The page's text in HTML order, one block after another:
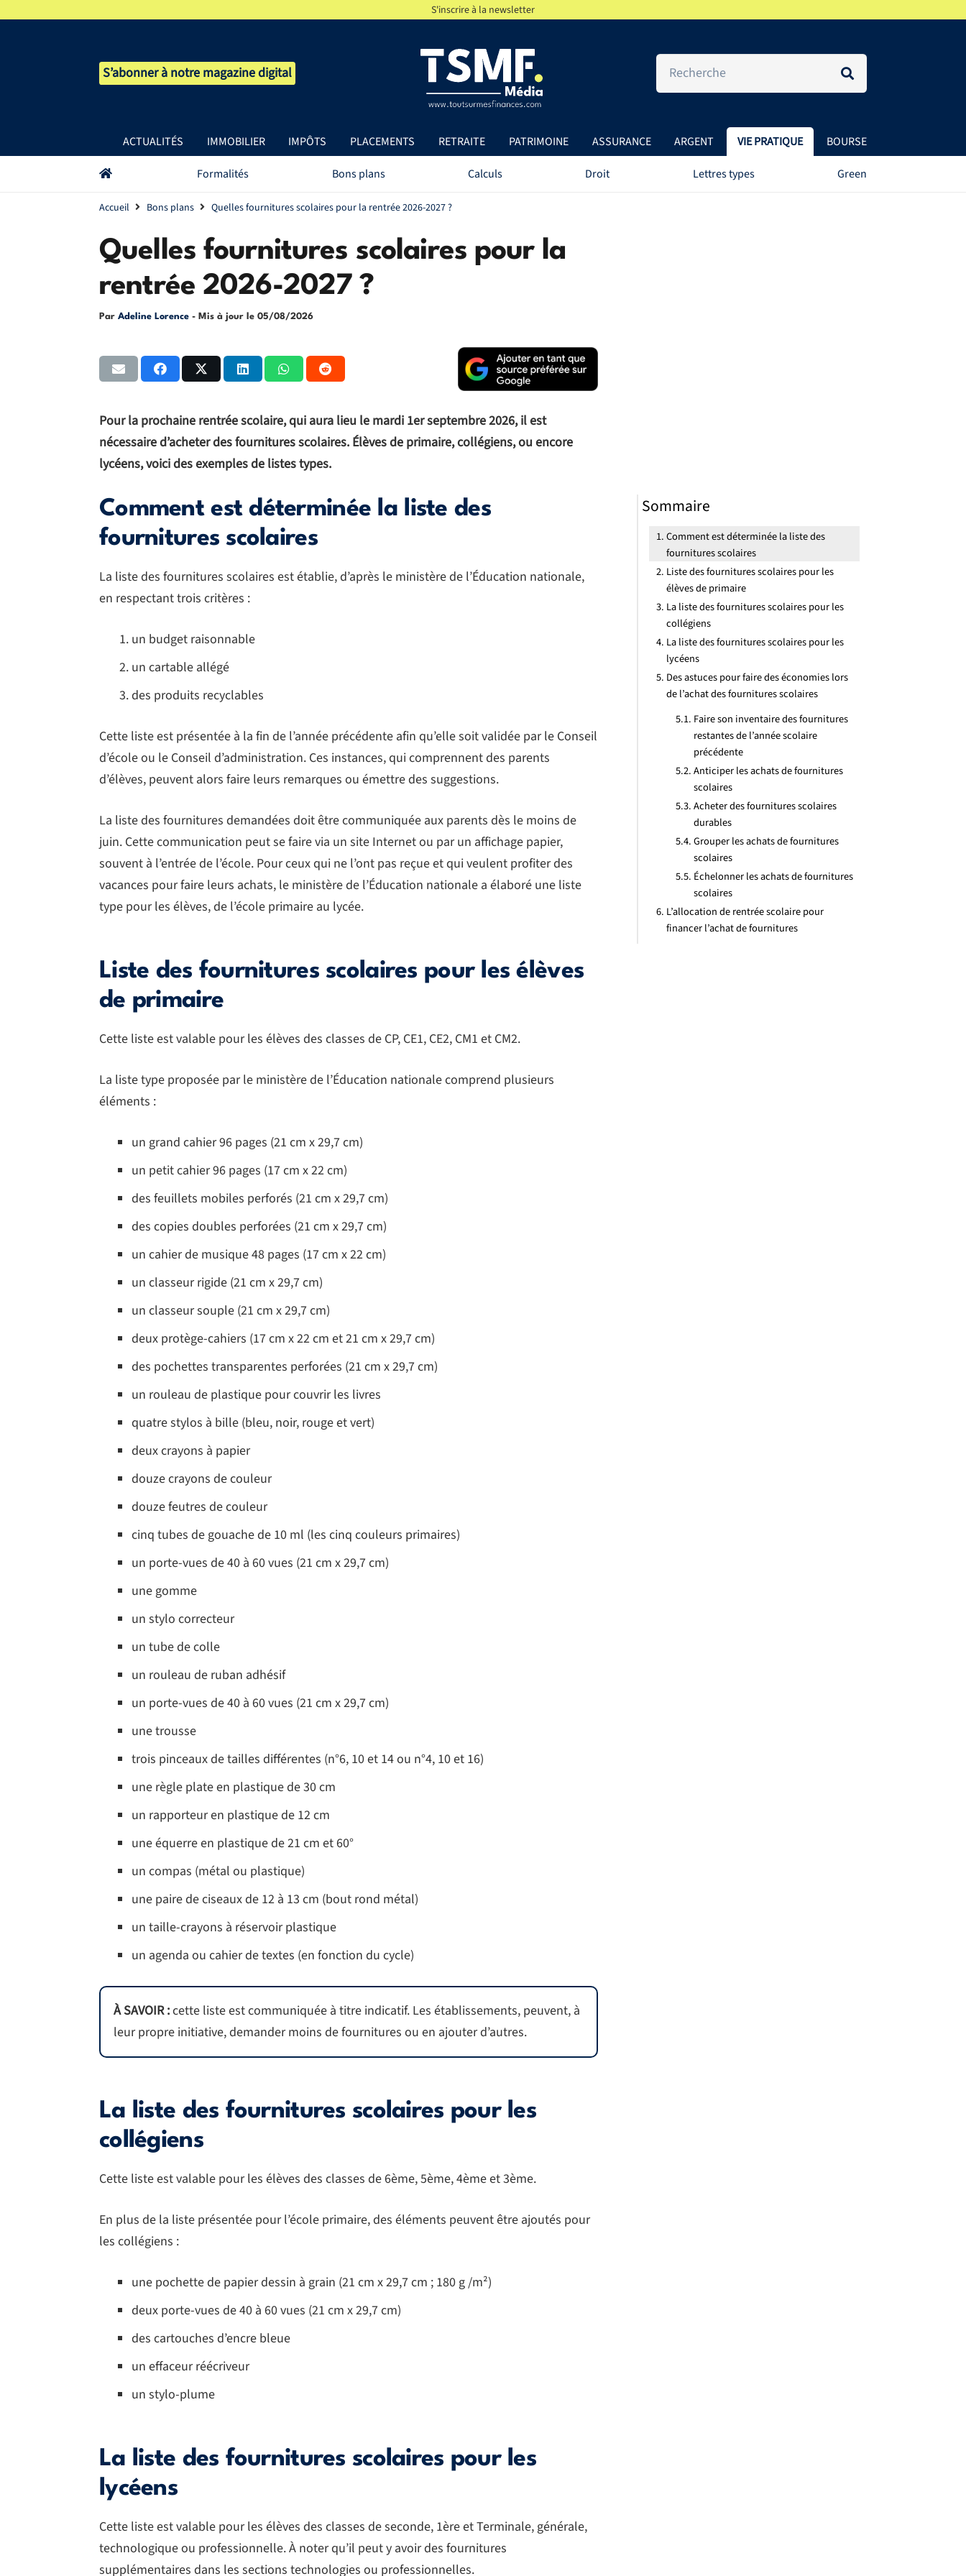
S'inscrire à la newsletter
S’abonner à notre magazine digital
ACTUALITÉS IMMOBILIER IMPÔTS PLACEMENTS RETRAITE PATRIMOINE ASSURANCE ARGENT VIE PRATIQUE BOURSE
Formalités Bons plans Calculs Droit Lettres types Green
Accueil Bons plans Quelles fournitures scolaires pour la rentrée 2026-2027 ?
Quelles fournitures scolaires pour la
rentrée 2026-2027 ?
Par Adeline Lorence - Mis à jour le 05/08/2026
Pour la prochaine rentrée scolaire, qui aura lieu le mardi 1er septembre 2026, il est
nécessaire d’acheter des fournitures scolaires. Élèves de primaire, collégiens, ou encore
lycéens, voici des exemples de listes types.
Comment est déterminée la liste des
fournitures scolaires
La liste des fournitures scolaires est établie, d’après le ministère de l’Éducation nationale,
en respectant trois critères :
un budget raisonnable
un cartable allégé
des produits recyclables
Cette liste est présentée à la fin de l’année précédente afin qu’elle soit validée par le Conseil
d’école ou le Conseil d’administration. Ces instances, qui comprennent des parents
d’élèves, peuvent alors faire leurs remarques ou émettre des suggestions.
La liste des fournitures demandées doit être communiquée aux parents dès le moins de
juin. Cette communication peut se faire via un site Internet ou par un affichage papier,
souvent à l’entrée de l’école. Pour ceux qui ne l’ont pas reçue et qui veulent profiter des
vacances pour faire leurs achats, le ministère de l’Éducation nationale a élaboré une liste
type pour les élèves, de l’école primaire au lycée.
Liste des fournitures scolaires pour les élèves
de primaire
Cette liste est valable pour les élèves des classes de CP, CE1, CE2, CM1 et CM2.
La liste type proposée par le ministère de l’Éducation nationale comprend plusieurs
éléments :
un grand cahier 96 pages (21 cm x 29,7 cm)
un petit cahier 96 pages (17 cm x 22 cm)
des feuillets mobiles perforés (21 cm x 29,7 cm)
des copies doubles perforées (21 cm x 29,7 cm)
un cahier de musique 48 pages (17 cm x 22 cm)
un classeur rigide (21 cm x 29,7 cm)
un classeur souple (21 cm x 29,7 cm)
deux protège-cahiers (17 cm x 22 cm et 21 cm x 29,7 cm)
des pochettes transparentes perforées (21 cm x 29,7 cm)
un rouleau de plastique pour couvrir les livres
quatre stylos à bille (bleu, noir, rouge et vert)
deux crayons à papier
douze crayons de couleur
douze feutres de couleur
cinq tubes de gouache de 10 ml (les cinq couleurs primaires)
un porte-vues de 40 à 60 vues (21 cm x 29,7 cm)
une gomme
un stylo correcteur
un tube de colle
un rouleau de ruban adhésif
un porte-vues de 40 à 60 vues (21 cm x 29,7 cm)
une trousse
trois pinceaux de tailles différentes (n°6, 10 et 14 ou n°4, 10 et 16)
une règle plate en plastique de 30 cm
un rapporteur en plastique de 12 cm
une équerre en plastique de 21 cm et 60°
un compas (métal ou plastique)
une paire de ciseaux de 12 à 13 cm (bout rond métal)
un taille-crayons à réservoir plastique
un agenda ou cahier de textes (en fonction du cycle)
À SAVOIR :cette liste est communiquée à titre indicatif. Les établissements, peuvent, à
leur propre initiative, demander moins de fournitures ou en ajouter d’autres.
La liste des fournitures scolaires pour les
collégiens
Cette liste est valable pour les élèves des classes de 6ème, 5ème, 4ème et 3ème.
En plus de la liste présentée pour l’école primaire, des éléments peuvent être ajoutés pour
les collégiens :
une pochette de papier dessin à grain (21 cm x 29,7 cm ; 180 g /m²)
deux porte-vues de 40 à 60 vues (21 cm x 29,7 cm)
des cartouches d’encre bleue
un effaceur réécriveur
un stylo-plume
La liste des fournitures scolaires pour les
lycéens
Cette liste est valable pour les élèves des classes de seconde, 1ère et Terminale, générale,
technologique ou professionnelle. À noter qu’il peut y avoir des fournitures
supplémentaires dans les sections technologies ou professionnelles.
Sommaire
Comment est déterminée la liste des
fournitures scolaires
Liste des fournitures scolaires pour les
élèves de primaire
La liste des fournitures scolaires pour les
collégiens
La liste des fournitures scolaires pour les
lycéens
Des astuces pour faire des économies lors
de l’achat des fournitures scolaires
Faire son inventaire des fournitures
restantes de l’année scolaire
précédente
Anticiper les achats de fournitures
scolaires
Acheter des fournitures scolaires
durables
Grouper les achats de fournitures
scolaires
Échelonner les achats de fournitures
scolaires
L’allocation de rentrée scolaire pour
financer l’achat de fournitures